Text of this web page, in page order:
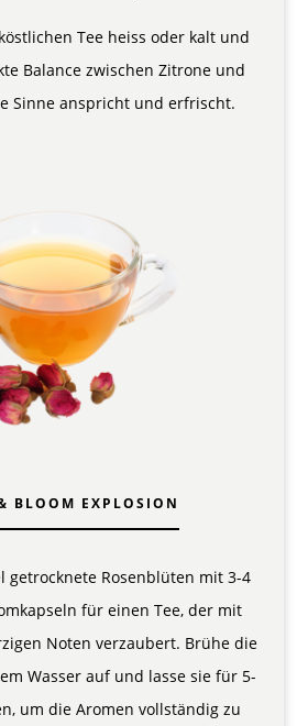
Tee heiss oder kalt und
Balance zwischen Zitrone und
Sinne anspricht und erfrischt.
BLOOM EXPLOSION
getrocknete Rosenblüten mit 3-4
für einen Tee, der mit
Noten verzaubert. Brühe die
Wasser auf und lasse sie für 5-
um die Aromen vollständig zu